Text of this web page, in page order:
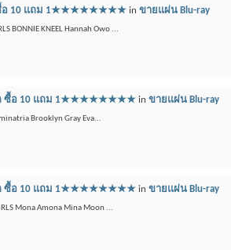
ซื้อ 10 แถม 1★★★★★★★★ in ขายแผ่น Blu-ray
BONNIE KNEEL Hannah Owo ...
ก ซื้อ 10 แถม 1★★★★★★★★ in ขายแผ่น Blu-ray
Brooklyn Gray Eva...
ก ซื้อ 10 แถม 1★★★★★★★★ in ขายแผ่น Blu-ray
Mona Amona Mina Moon ...